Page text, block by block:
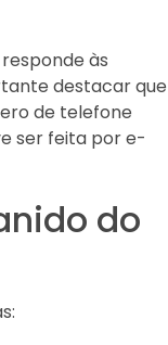
às
destacar que
de telefone
ser feita por e-
do